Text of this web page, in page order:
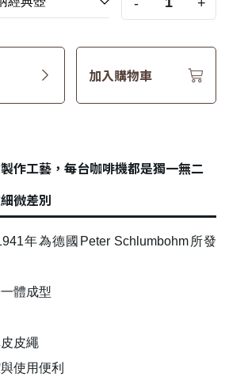
加入購物車
作工藝，每台咖啡機都是獨一無二
微差別
年為德國Peter Schlumbohm所發
體成型
皮繩
使用便利